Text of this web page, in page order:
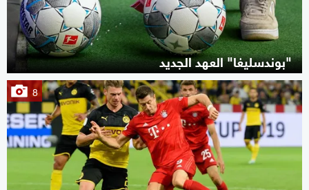
"بوندسليغا" العهد الجديد
8